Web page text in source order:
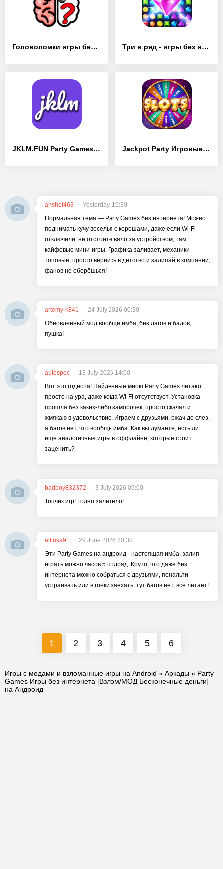
Головоломки игры без интернета - [Взлом/МОД Unlocked] Три в ряд - игры без интернета - [Взлом/МОД Unlocked]
JKLM.FUN Party Games - [Взлом/МОД Все открыто] Jackpot Party Игровые Автоматы - [Взлом/МОД Много денег]
anshef463
Yesterday, 19:30
Нормальная тема — Party Games без интернета! Можно
поднимать кучу веселья с корешами, даже если Wi-Fi
отключили, не отстоите вяло за устройством, там
кайфовые мини-игры. Графика заливает, механики
топовые, просто вернись в детство и залипай в компании,
фанов не оберёшься!
artemy-k841
24 July 2026 00:30
Обновленный мод вообще имба, без лагов и бадов,
пушка!
autospec
13 July 2026 14:00
Вот это годнота! Найденные мною Party Games летают
просто на ура, даже когда Wi-Fi отсутствует. Установка
прошла без каких-либо заморочек, просто скачал и
жмякаю в удовольствие. Играем с друзьями, ржач до слез,
а багов нет, что вообще имба. Как вы думаете, есть ли
ещё аналогичные игры в оффлайне, которые стоит
заценить?
badboy832372
3 July 2026 09:00
Топчик игр! Годно залетело!
allinka91
29 June 2026 20:30
Эти Party Games на андроид - настоящая имба, залип
играть можно часов 5 подряд. Круто, что даже без
интернета можно собраться с друзьями, пенальти
устраивать или в гонки заехать, тут багов нет, всё летает!
1 2 3 4 5 6
Игры с модами и взломанные игры на Android » Аркады » Party
Games Игры без интернета [Взлом/МОД Бесконечные деньги]
на Андроид